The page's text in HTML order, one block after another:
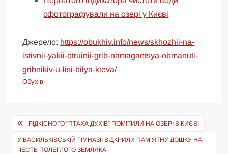
сфотографували на озері у Києві
Джерело: https://obukhiv.info/news/skhozhii-na-
istivnii-yakii-otruinii-grib-namagaetsya-obmanuti-
gribnikiv-u-lisi-bilya-kieva/
Обухів
Навігація
записів
РІДКІСНОГО “ПТАХА ДУХІВ” ПОМІТИЛИ НА ОЗЕРІ В КИЄВІ
У ВАСИЛЬКІВСЬКІЙ ГІМНАЗІЇ ВІДКРИЛИ ПАМ’ЯТНУ ДОШКУ НА
ЧЕСТЬ ПОЛЕГЛОГО ЗЕМЛЯКА